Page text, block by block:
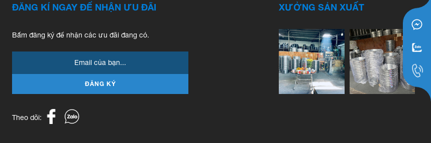
ĐĂNG KÍ NGAY ĐỂ NHẬN ƯU ĐÃI
Bấm đăng ký để nhận các ưu đãi đang có.
ĐĂNG KÝ
Theo dõi:
XƯỞNG SẢN XUẤT